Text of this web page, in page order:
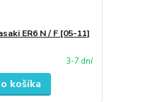
ER6 N / F [05-11]
3-7 dní
košíka